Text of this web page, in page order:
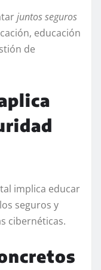
juntos seguros
educación
de
implica educar
seguros y
cibernéticas.